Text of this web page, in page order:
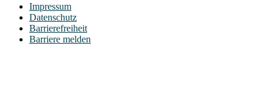
Impressum
Datenschutz
Barrierefreiheit
Barriere melden